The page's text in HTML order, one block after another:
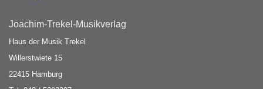
Joachim-Trekel-Musikverlag
Haus der Musik Trekel
Willerstwiete 15
22415 Hamburg